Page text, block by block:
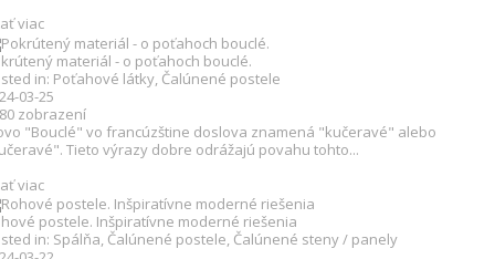
viac
materiál - o poťahoch bouclé.
in: Poťahové látky Čalúnené postele
03-25
zobrazení
"Bouclé" vo francúzštine doslova znamená "kučeravé" alebo
Tieto výrazy dobre odrážajú povahu tohto...
viac
postele. Inšpiratívne moderné riešenia
in: Spálňa, Čalúnené postele, Čalúnené steny / panely